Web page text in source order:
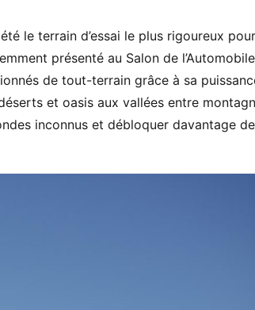
le terrain d’essai le plus rigoureux
présenté au Salon de
de tout-terrain grâce à sa
et oasis aux vallées entre
inconnus et débloquer davantage de